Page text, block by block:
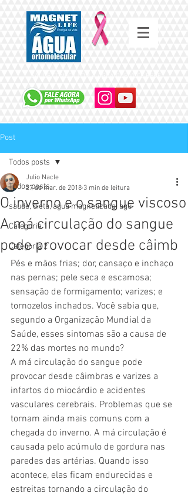
Post
Todos posts
saude, dieta, agua magnetizada, agu
Categoria 1
Categoria 2
Todos posts
O inverno e o sangue viscoso
A má circulação do sangue
pode provocar desde câimb
Julio Nacle
27 de mar. de 2018 3 min de leitura
Pés e mãos frias; dor, cansaço e inchaço
nas pernas; pele seca e escamosa;
sensação de formigamento; varizes; e
tornozelos inchados. Você sabia que,
segundo a Organização Mundial da
Saúde, esses sintomas são a causa de
22% das mortes no mundo?
A má circulação do sangue pode
provocar desde câimbras e varizes a
infartos do miocárdio e acidentes
vasculares cerebrais. Problemas que se
tornam ainda mais comuns com a
chegada do inverno. A má circulação é
causada pelo acúmulo de gordura nas
paredes das artérias. Quando isso
acontece, elas ficam endurecidas e
estreitas tornando a circulação do